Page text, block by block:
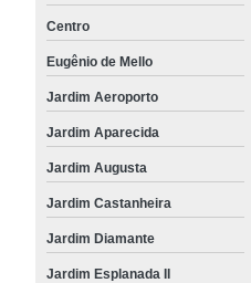
Centro
Eugênio de Mello
Jardim Aeroporto
Jardim Aparecida
Jardim Augusta
Jardim Castanheira
Jardim Diamante
Jardim Esplanada II